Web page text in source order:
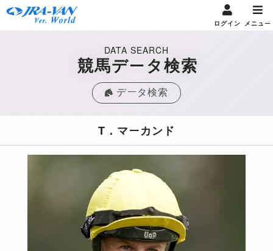
ログイン メニュー
DATA SEARCH
競馬データ検索
データ検索
T．マーカンド